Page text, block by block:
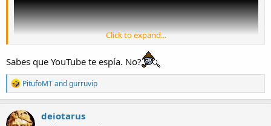
Click to expand...
Sabes que YouTube te espía. No?
R
e
a
c
t
PitufoMTandgurruvip
deiotarus